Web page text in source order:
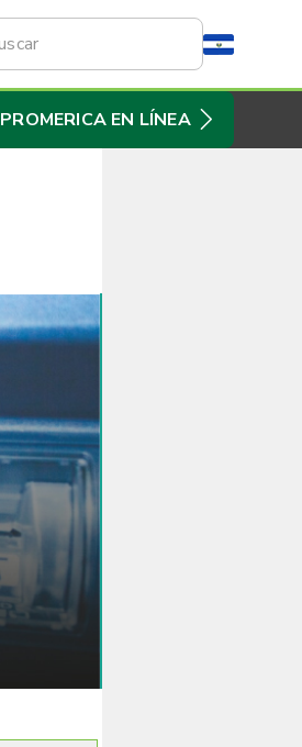
PROMERICA EN LÍNEA